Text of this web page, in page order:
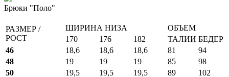
Брюки "Поло"
РАЗМЕР /
РОСТ
ШИРИНА НИЗА
ОБЪЕМ
170
176 182 ТАЛИИ БЕДЕР
46
18,6 18,6 18,6 81
94
48
19 19 19 85
98
50
19,5 19,5 19,5 89
102